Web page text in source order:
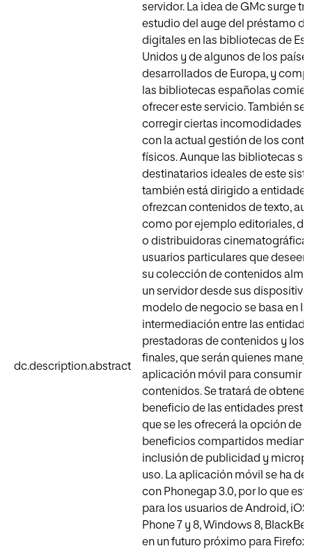
dc.description.abstract
servidor. La idea de GMc surge
estudio del auge del préstamo
digitales en las bibliotecas de
Unidos y de algunos de los
desarrollados de Europa, y
las bibliotecas españolas
ofrecer este servicio. También se
corregir ciertas incomodidades
con la actual gestión de los
físicos. Aunque las bibliotecas
destinatarios ideales de este
también está dirigido a
ofrezcan contenidos de texto,
como por ejemplo editoriales,
o distribuidoras
usuarios particulares que
su colección de contenidos
un servidor desde sus
modelo de negocio se basa en la
intermediación entre las
prestadoras de contenidos y los
finales, que serán quienes
aplicación móvil para consumir
contenidos. Se tratará de obtener
beneficio de las entidades
que se les ofrecerá la opción de
beneficios compartidos
inclusión de publicidad y
uso. La aplicación móvil se ha
con Phonegap 3.0, por lo que
para los usuarios de Android,
Phone 7 y 8, Windows 8,
en un futuro próximo para Firefox